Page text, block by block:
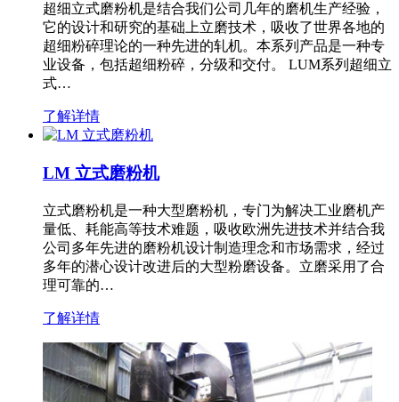
超细立式磨粉机是结合我们公司几年的磨机生产经验，
它的设计和研究的基础上立磨技术，吸收了世界各地的
超细粉碎理论的一种先进的轧机。本系列产品是一种专
业设备，包括超细粉碎，分级和交付。 LUM系列超细立
式…
了解详情
LM 立式磨粉机
立式磨粉机是一种大型磨粉机，专门为解决工业磨机产
量低、耗能高等技术难题，吸收欧洲先进技术并结合我
公司多年先进的磨粉机设计制造理念和市场需求，经过
多年的潜心设计改进后的大型粉磨设备。立磨采用了合
理可靠的…
了解详情